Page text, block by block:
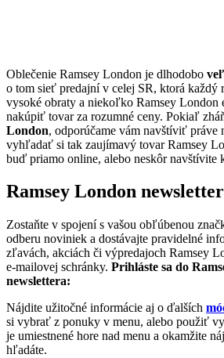
Oblečenie Ramsey London je dlhodobo
o tom sieť predajní v celej SR, ktorá každý
vysoké obraty a niekoľko Ramsey London
nakúpiť tovar za rozumné ceny. Pokiaľ
London, odporúčame vám navštíviť práve
vyhľadať si tak zaujímavý tovar Ramsey
buď priamo online, alebo neskôr navštívite
Ramsey London newsletter
Zostaňte v spojení s vašou obľúbenou
odberu noviniek a dostávajte pravidelné
zľavách, akciách či výpredajoch Ramsey
e-mailovej schránky. Prihláste sa do
newslettera:
Nájdite užitočné informácie aj o ďalších
si vybrať z ponuky v menu, alebo použiť
je umiestnené hore nad menu a okamžite
hľadáte.